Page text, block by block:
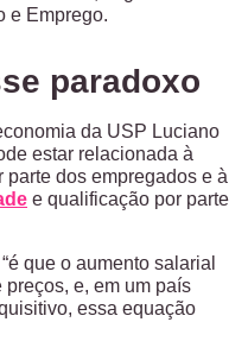
e Emprego.
paradoxo
da USP Luciano
estar relacionada à
parte dos empregados e à
e qualificação por parte
que o aumento salarial
e, em um país
essa equação